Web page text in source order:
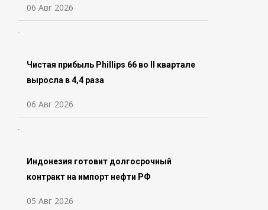
06 Авг 2026
Чистая прибыль Phillips 66 во ll квартале
выросла в 4,4 раза
06 Авг 2026
Индонезия готовит долгосрочный
контракт на импорт нефти РФ
05 Авг 2026